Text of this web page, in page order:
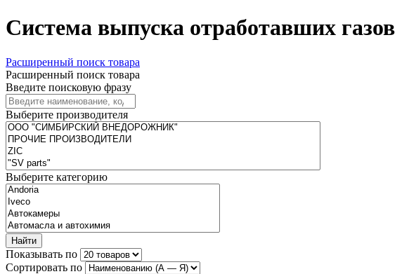
Система выпуска отработавших газов
Расширенный поиск товара
Расширенный поиск товара
Введите поисковую фразу
Выберите производителя
Выберите категорию
Найти
Показывать по
Сортировать по